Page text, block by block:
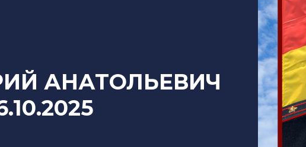
АНАТОЛЬЕВИЧ
.10.2025